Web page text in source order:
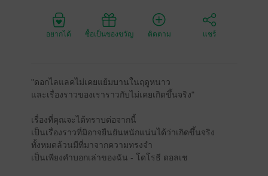
อยากได้ ซื้อเป็นของขวัญ ติดตาม แชร์
"ดอกไลแลคไม่เคยแย้มบานในฤดูหนาว
และเรื่องราวของเราราวกับไม่เคยเกิดขึ้นจริง"
เรื่องที่คุณจะได้ทราบต่อจากนี้
เป็นเรื่องราวที่มิอาจยืนยันหนักแน่นได้ว่าเกิดขึ้นจริง
ทั้งหมดล้วนมีที่มาจากความทรงจำ
เป็นเพียงคำบอกเล่าของฉัน - โดโรธี ดอลเช